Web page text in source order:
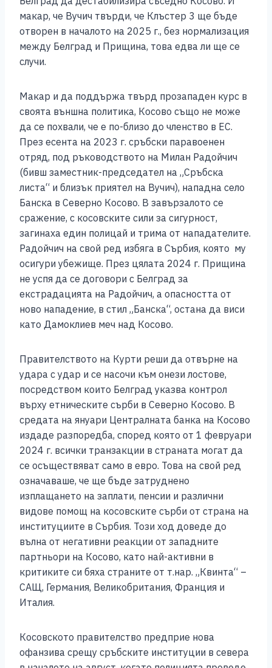
макар, че Вучич твърди, че Клъстер 3 ще бъде
отворен в началото на 2025 г., без нормализация
между Белград и Прищина, това едва ли ще се
случи.
Макар и да поддържа твърд прозападен курс в
своята външна политика, Косово също не може
да се похвали, че е по-близо до членство в ЕС.
През есента на 2023 г. сръбски паравоенен
отряд, под ръководството на Милан Радойчич
(бивш заместник-председател на „Сръбска
листа“ и близък приятел на Вучич), нападна село
Банска в Северно Косово. В завързалото се
сражение, с косовските сили за сигурност,
загинаха един полицай и трима от нападателите.
Радойчич на свой ред избяга в Сърбия, която му
осигури убежище. През цялата 2024 г. Прищина
не успя да се договори с Белград за
екстрадацията на Радойчич, а опасността от
ново нападение, в стил „Банска“, остана да виси
като Дамоклиев меч над Косово.
Правителството на Курти реши да отвърне на
удара с удар и се насочи към онези лостове,
посредством които Белград указва контрол
върху етническите сърби в Северно Косово. В
средата на януари Централната банка на Косово
издаде разпоредба, според която от 1 февруари
2024 г. всички транзакции в страната могат да
се осъществяват само в евро. Това на свой ред
означаваше, че ще бъде затруднено
изплащането на заплати, пенсии и различни
видове помощ на косовските сърби от страна на
институциите в Сърбия. Този ход доведе до
вълна от негативни реакции от западните
партньори на Косово, като най-активни в
критиките си бяха страните от т.нар. „Квинта“ –
САЩ, Германия, Великобритания, Франция и
Италия.
Косовското правителство предприе нова
офанзива срещу сръбските институции в севера